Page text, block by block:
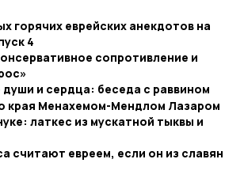
горячих еврейских анекдотов на
4
сопротивление и
и сердца: беседа с раввином
края Менахемом-Мендлом Лазаром
латкес из мускатной тыквы и
считают евреем, если он из славян